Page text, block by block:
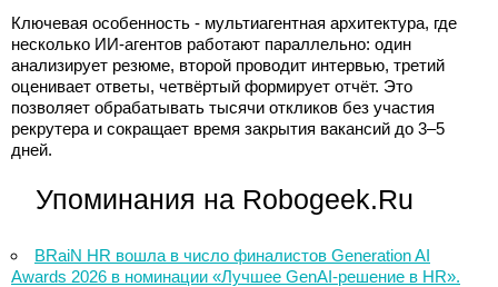
Ключевая особенность - мультиагентная архитектура, где
несколько ИИ-агентов работают параллельно: один
анализирует резюме, второй проводит интервью, третий
оценивает ответы, четвёртый формирует отчёт. Это
позволяет обрабатывать тысячи откликов без участия
рекрутера и сокращает время закрытия вакансий до 3–5
дней.
Упоминания на Robogeek.Ru
BRaiN HR вошла в число финалистов Generation AI
Awards 2026 в номинации «Лучшее GenAI-решение в HR».